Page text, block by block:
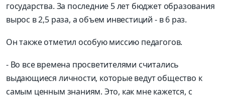
государства. За последние 5 лет бюджет образования
вырос в 2,5 раза, а объем инвестиций - в 6 раз.
Он также отметил особую миссию педагогов.
- Во все времена просветителями считались
выдающиеся личности, которые ведут общество к
самым ценным знаниям. Это, как мне кажется, с